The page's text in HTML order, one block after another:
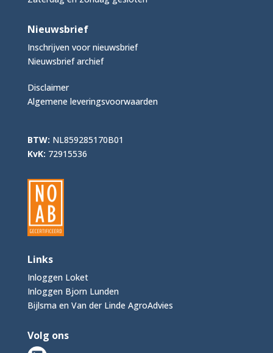
Nieuwsbrief
Inschrijven voor nieuwsbrief
Nieuwsbrief archief
Disclaimer
Algemene leveringsvoorwaarden
BTW: NL859285170B01
KvK: 72915536
Links
Inloggen Loket
Inloggen Bjorn Lunden
Bijlsma en Van der Linde AgroAdvies
Volg ons